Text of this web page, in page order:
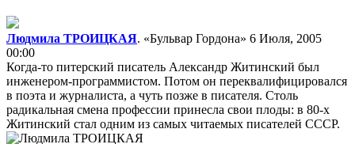
Людмила ТРОИЦКАЯ. «Бульвар Гордона» 6 Июля, 2005
00:00
Когда-то питерский писатель Александр Житинский был
инженером-программистом. Потом он переквалифицировался
в поэта и журналиста, а чуть позже в писателя. Столь
радикальная смена профессии принесла свои плоды: в 80-х
Житинский стал одним из самых читаемых писателей СССР.